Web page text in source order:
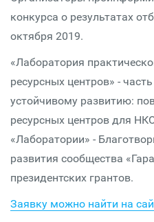
конкурса о результатах
октября 2019.
«Лаборатория
ресурсных центров» -
устойчивому развитию:
ресурсных центров для
«Лаборатории» -
развития сообщества
президентских грантов.
Заявку можно найти на